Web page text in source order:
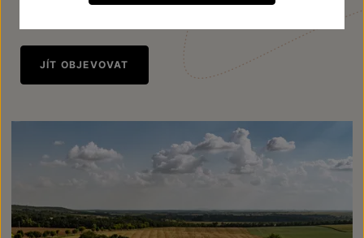
Thurgau, Neuburské.
JÍT OBJEVOVAT